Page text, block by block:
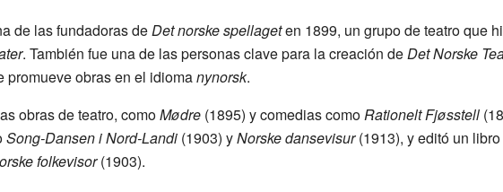
de las fundadoras deDet norske spellageten 1899, un grupo de teatro que
. También fue una de las personas clave para la creación deDet Norske
promueve obras en el idiomanynorsk.
obras de teatro, comoMødre(1895) y comedias comoRationelt Fjøsstell
Song-Dansen i Nord-Landi(1903) yNorske dansevisur(1913), y editó un
folkevisor(1903).